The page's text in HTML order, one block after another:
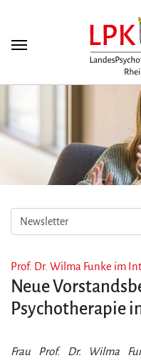
Prof. Dr. Wilma Funke im
Neue
Psychotherapie
Frau Prof. Dr. Wilma